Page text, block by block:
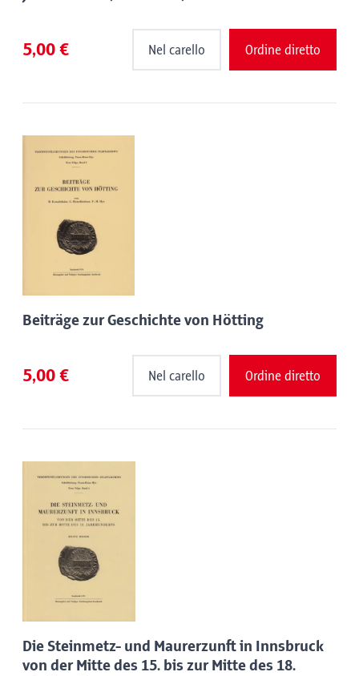
5,00 € Nel carello Ordine diretto
Beiträge zur Geschichte von Hötting
5,00 € Nel carello Ordine diretto
Die Steinmetz- und Maurerzunft in Innsbruck
von der Mitte des 15. bis zur Mitte des 18.